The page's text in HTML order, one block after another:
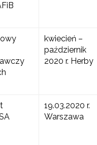
kwiecień –
październik
2020 r. Herby
19.03.2020 r.
Warszawa